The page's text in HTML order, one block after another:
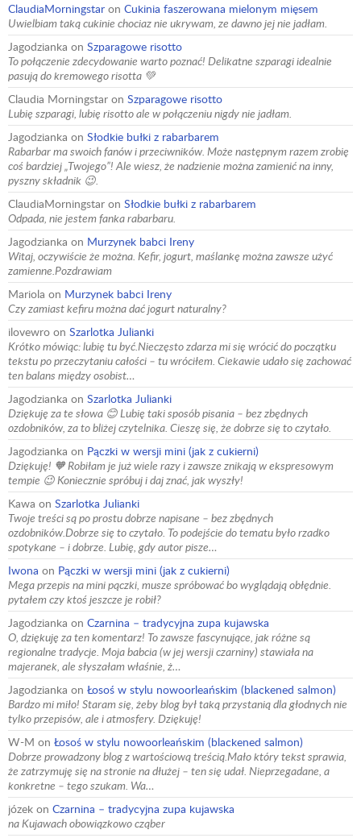
ClaudiaMorningstar on Cukinia faszerowana mielonym mięsem
Uwielbiam taką cukinie chociaz nie ukrywam, ze dawno jej nie jadłam.
Jagodzianka on Szparagowe risotto
To połączenie zdecydowanie warto poznać! Delikatne szparagi idealnie
pasują do kremowego risotta 💚
Claudia Morningstar on Szparagowe risotto
Lubię szparagi, lubię risotto ale w połączeniu nigdy nie jadłam.
Jagodzianka on Słodkie bułki z rabarbarem
Rabarbar ma swoich fanów i przeciwników. Może następnym razem zrobię
coś bardziej „Twojego”! Ale wiesz, że nadzienie można zamienić na inny,
pyszny składnik 😉.
ClaudiaMorningstar on Słodkie bułki z rabarbarem
Odpada, nie jestem fanka rabarbaru.
Jagodzianka on Murzynek babci Ireny
Witaj, oczywiście że można. Kefir, jogurt, maślankę można zawsze użyć
zamienne.Pozdrawiam
Mariola on Murzynek babci Ireny
Czy zamiast kefiru można dać jogurt naturalny?
ilovewro on Szarlotka Julianki
Krótko mówiąc: lubię tu być.Nieczęsto zdarza mi się wrócić do początku
tekstu po przeczytaniu całości – tu wróciłem. Ciekawie udało się zachować
ten balans między osobist…
Jagodzianka on Szarlotka Julianki
Dziękuję za te słowa 😊 Lubię taki sposób pisania – bez zbędnych
ozdobników, za to bliżej czytelnika. Cieszę się, że dobrze się to czytało.
Jagodzianka on Pączki w wersji mini (jak z cukierni)
Dziękuję! 🧡 Robiłam je już wiele razy i zawsze znikają w ekspresowym
tempie 😉 Koniecznie spróbuj i daj znać, jak wyszły!
Kawa on Szarlotka Julianki
Twoje treści są po prostu dobrze napisane – bez zbędnych
ozdobników.Dobrze się to czytało. To podejście do tematu było rzadko
spotykane – i dobrze. Lubię, gdy autor pisze…
Iwona on Pączki w wersji mini (jak z cukierni)
Mega przepis na mini pączki, musze spróbować bo wyglądają obłędnie.
pytałem czy ktoś jeszcze je robił?
Jagodzianka on Czarnina – tradycyjna zupa kujawska
O, dziękuję za ten komentarz! To zawsze fascynujące, jak różne są
regionalne tradycje. Moja babcia (w jej wersji czarniny) stawiała na
majeranek, ale słyszałam właśnie, ż…
Jagodzianka on Łosoś w stylu nowoorleańskim (blackened salmon)
Bardzo mi miło! Staram się, żeby blog był taką przystanią dla głodnych nie
tylko przepisów, ale i atmosfery. Dziękuję!
W-M on Łosoś w stylu nowoorleańskim (blackened salmon)
Dobrze prowadzony blog z wartościową treścią.Mało który tekst sprawia,
że zatrzymuję się na stronie na dłużej – ten się udał. Nieprzegadane, a
konkretne – tego szukam. Wa…
józek on Czarnina – tradycyjna zupa kujawska
na Kujawach obowiązkowo cząber